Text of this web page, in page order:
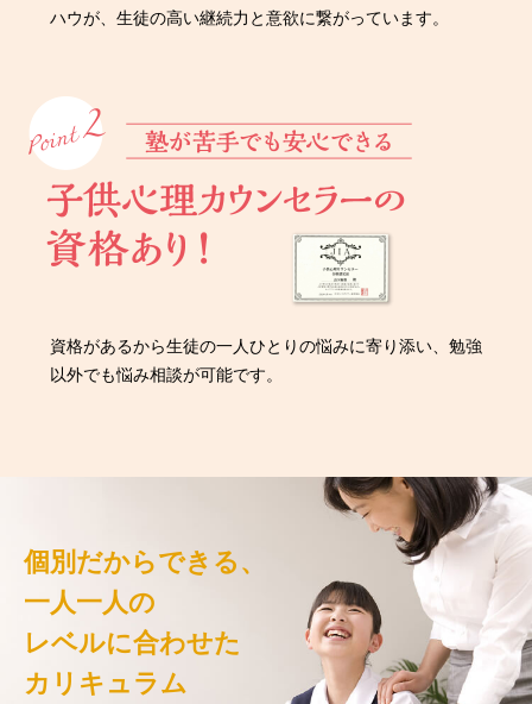
ハウが、生徒の高い継続力と意欲に繋がっています。
資格があるから生徒の一人ひとりの悩みに寄り添い、勉強
以外でも悩み相談が可能です。
個別だからできる、
一人一人の
レベルに合わせた
カリキュラム